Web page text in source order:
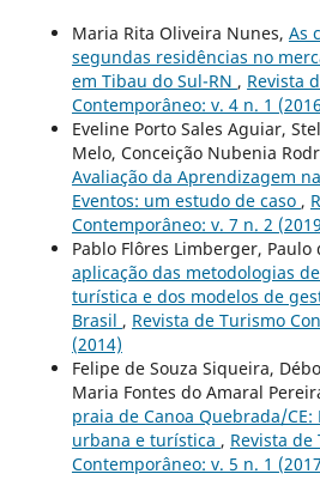
Maria Rita Oliveira Nunes, As
segundas residências no
em Tibau do Sul-RN , Revista
Contemporâneo: v. 4 n. 1
Eveline Porto Sales Aguiar,
Melo, Conceição Nubenia
Avaliação da Aprendizagem
Eventos: um estudo de caso ,
Contemporâneo: v. 7 n. 2
Pablo Flôres Limberger, Paulo
aplicação das metodologias
turística e dos modelos de
Brasil , Revista de Turismo
(2014)
Felipe de Souza Siqueira,
Maria Fontes do Amaral
praia de Canoa Quebrada/CE:
urbana e turística , Revista de
Contemporâneo: v. 5 n. 1